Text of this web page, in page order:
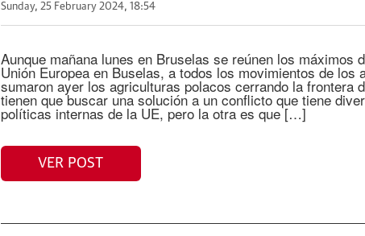
Sunday, 25 February 2024, 18:54
Aunque mañana lunes en Bruselas se reúnen los máximos
Unión Europea en Buselas, a todos los movimientos de los
sumaron ayer los agriculturas polacos cerrando la frontera
tienen que buscar una solución a un conflicto que tiene
políticas internas de la UE, pero la otra es que […]
VER POST